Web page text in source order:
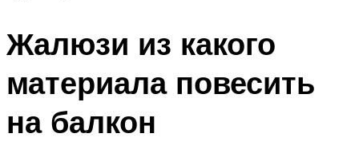
Жалюзи из какого
материала повесить
на балкон